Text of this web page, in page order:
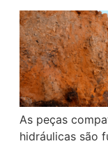
As peças
hidráulicas são